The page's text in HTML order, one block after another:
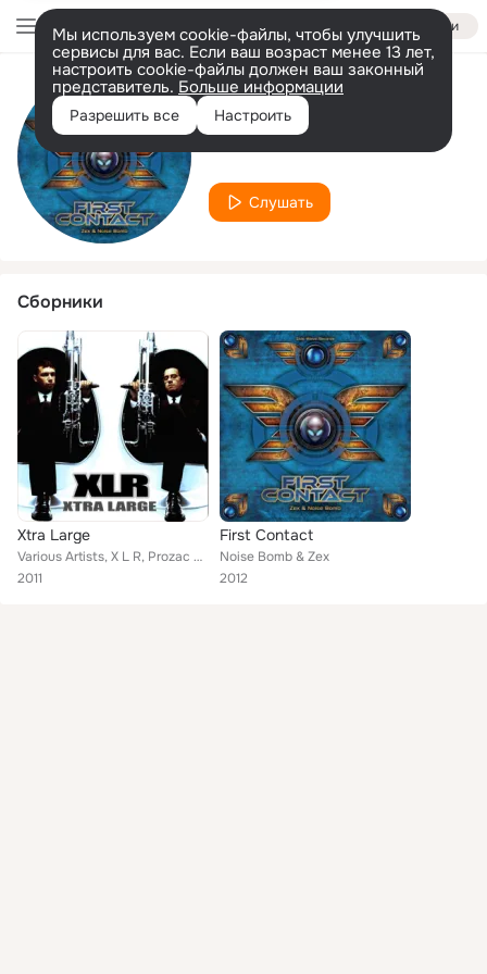
Войти
Мы используем cookie-файлы, чтобы улучшить
сервисы для вас. Если ваш возраст менее 13 лет,
настроить cookie-файлы должен ваш законный
представитель. Больше информации
Разрешить все Настроить
Исполнитель
Noise Bomb
Слушать
Сборники
Xtra Large
Various Artists, X L R, Prozac & X L R, Noise Bomb & X L R, Myrah & X L R, Dream Machine & X L R
2011
First Contact
Noise Bomb & Zex
2012